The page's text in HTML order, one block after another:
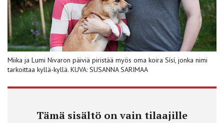
Miika ja Lumi Nivaron päiviä piristää myös oma koira Sísí, jonka nimi
tarkoittaa kyllä-kyllä. KUVA: SUSANNA SARIMAA
Tämä sisältö on vain tilaajille